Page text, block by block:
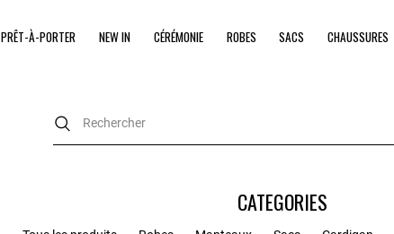
PRÊT-À-PORTER NEW IN CÉRÉMONIE ROBES SACS CHAUSSURES
CATEGORIES